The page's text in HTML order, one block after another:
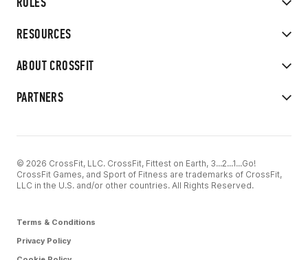
RESOURCES
ABOUT CROSSFIT
PARTNERS
© 2026 CrossFit, LLC. CrossFit, Fittest on Earth, 3...2...1...Go!
CrossFit Games, and Sport of Fitness are trademarks of CrossFit,
LLC in the U.S. and/or other countries. All Rights Reserved.
Terms & Conditions
Privacy Policy